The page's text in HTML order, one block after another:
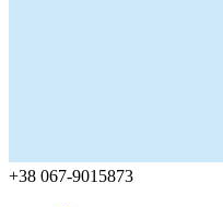
+38 067-9015873